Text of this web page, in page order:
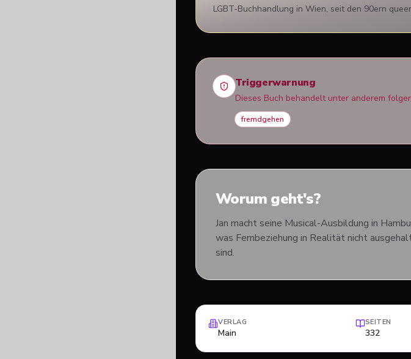
LGBT-Buchhandlung in Wien, seit den 90ern
Triggerwarnung
Dieses Buch behandelt unter anderem
fremdgehen
Worum geht's?
Jan macht seine Musical-Ausbildung in
was Fernbeziehung in Realität nicht
sind.
VERLAG
Main
SEITEN
332